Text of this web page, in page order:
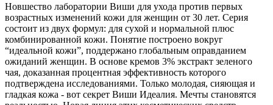
Новшество лаборатории Виши для ухода против первых
возрастных изменений кожи для женщин от 30 лет. Серия
состоит из двух формул: для сухой и нормальной плюс
комбинированной кожи. Понятие построено вокруг
“идеальной кожи”, поддержано глобальным оправданием
ожиданий женщин. В основе кремов 3% экстракт зеленого
чая, доказанная процентная эффективность которого
подтверждена исследованиями. Только молодая, сияющая и
гладкая кожа - вот секрет Виши Идеалия. Мечты становятся